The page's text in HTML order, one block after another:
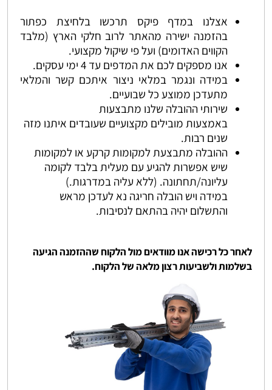
אצלנו במדף פיקס תרכשו בלחיצת כפתור
בהזמנה ישירה מהאתר לרוב חלקי הארץ (מלבד
הקווים האדומים) ועל פי שיקול מקצועי.
אנו מספקים לכם את המדפים עד 4 ימי עסקים.
במידה ונגמר במלאי ניצור איתכם קשר והמלאי
מתעדכן ממוצע כל שבועיים.
שירותי ההובלה שלנו מתבצעות
באמצעות מובילים מקצועיים שעובדים איתנו מזה
שנים רבות.
ההובלה מתבצעת למקומות קרקע או למקומות
שיש אפשרות להגיע עם מעלית בלבד לקומה
עליונה/תחתונה. (ללא עליה במדרגות.)
במידה ויש הובלה חריגה נא לעדכן מראש
והתשלום יהיה בהתאם לנסיבות.
לאחר כל רכישה אנו מוודאים מול הלקוח שההזמנה הגיעה
בשלמות ולשביעות רצון מלאה של הלקוח.